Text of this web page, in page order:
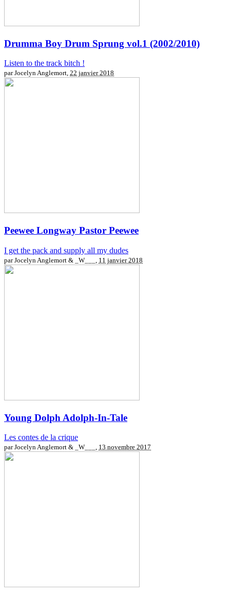
Drumma Boy Drum Sprung vol.1 (2002/2010)
Listen to the track bitch !
par Jocelyn Anglemort, 22 janvier 2018
Peewee Longway Pastor Peewee
I get the pack and supply all my dudes
par Jocelyn Anglemort & _W___, 11 janvier 2018
Young Dolph Adolph-In-Tale
Les contes de la crique
par Jocelyn Anglemort & _W___, 13 novembre 2017